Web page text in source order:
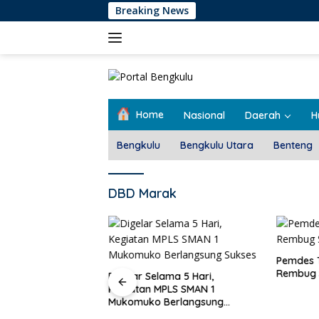
ke
Breaking News
Home Nasional Daerah
Bengkulu Bengkulu Utara Benteng
DBD Marak
Digelar Selama 5 Hari,
Kegiatan MPLS SMAN 1
Mukomuko Berlangsung
Pemdes
Rembug